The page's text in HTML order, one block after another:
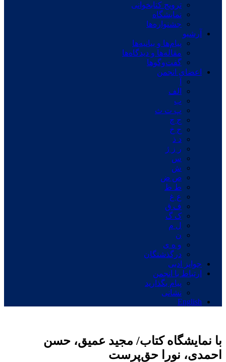
ترویج کتابخوانی
نمایشگاه
جشنواره‌ها
آرشیو
پیام‌ها و بیانیه‌ها
مقاله‌ها و دیدگاه‌ها
گفت‌وگوها
اعضای انجمن
الف
ب
پ ت ث
ج چ
ح خ
د ذ
ر ز ژ
س
ش
ص ض
ط ظ
ع غ
ف ق
ک گ
ل م
ن
و ه ی
درگذشتگان
جوایز ادبی
ارتباط با انجمن
پیام بگذارید
نشانی
English
با نمایشگاه کتاب/ مجید عمیق، حسن
احمدی، نورا حق‌پرست